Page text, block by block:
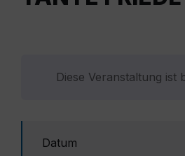
Diese Veranstaltung ist
Datum